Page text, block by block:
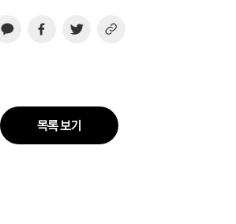
목록 보기